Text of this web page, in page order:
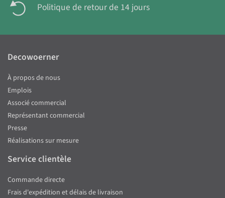
Politique de retour de 14 jours
Decowoerner
À propos de nous
Emplois
Associé commercial
Représentant commercial
Presse
Réalisations sur mesure
Service clientèle
Commande directe
Frais d'expédition et délais de livraison